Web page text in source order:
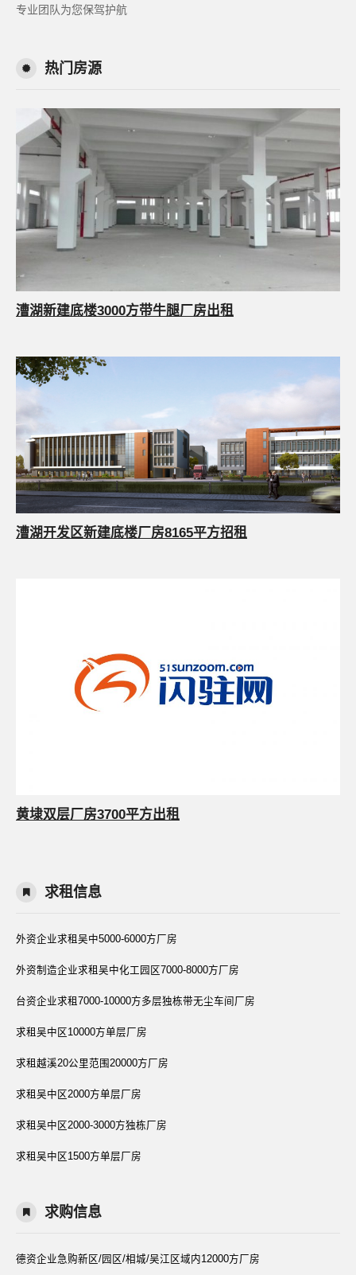
专业团队为您保驾护航
热门房源
漕湖新建底楼3000方带牛腿厂房出租
漕湖开发区新建底楼厂房8165平方招租
黄埭双层厂房3700平方出租
求租信息
外资企业求租吴中5000-6000方厂房
外资制造企业求租吴中化工园区7000-8000方厂房
台资企业求租7000-10000方多层独栋带无尘车间厂房
求租吴中区10000方单层厂房
求租越溪20公里范围20000方厂房
求租吴中区2000方单层厂房
求租吴中区2000-3000方独栋厂房
求租吴中区1500方单层厂房
求购信息
德资企业急购新区/园区/相城/吴江区域内12000方厂房